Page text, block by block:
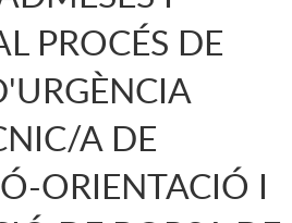
PROCÉS DE
A DE
ORIENTACIÓ I